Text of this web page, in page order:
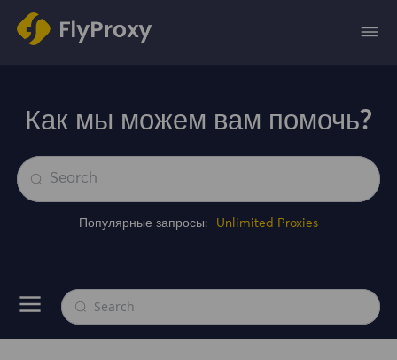
Как мы можем вам помочь?
Популярные запросы: Unlimited Proxies